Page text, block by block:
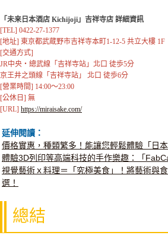
「未来日本酒店 Kichijoji」吉祥寺店 詳細資訊
[TEL] 0422-27-1377
[地址] 東京都武蔵野市吉祥寺本町1-12-5 共立大樓 1F
[交通方式]
JR中央・總武線「吉祥寺站」北口 徒歩5分
京王井之頭線「吉祥寺站」 北口 徒歩6分
[營業時間] 14:00～23:00
[公休日] 無
[URL] https://miraisake.com/
延伸閱讀：
價格實惠，種類繁多！能讓您輕鬆體驗「日
體驗3D列印等高端科技的手作樂趣：「
視覺藝術ｘ料理＝「究極美食」！將藝術與
選！
總結